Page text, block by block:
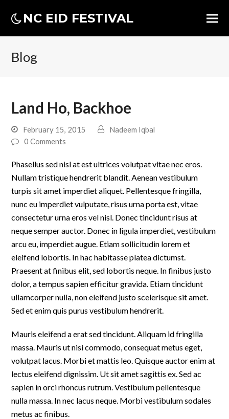
NC EID FESTIVAL
Blog
Land Ho, Backhoe
February 15, 2015
Nadeem Iqbal
0 Comments
Phasellus sed nisl at est ultrices volutpat vitae nec eros.
Nullam tristique hendrerit blandit. Aenean vestibulum
turpis sit amet imperdiet aliquet. Pellentesque fringilla,
nunc eu imperdiet vulputate, risus urna porta est, vitae
consectetur urna eros vel nisl. Donec tincidunt risus at
neque semper auctor. Donec in ligula imperdiet, vestibulum
arcu eu, imperdiet augue. Etiam sollicitudin lorem et
eleifend lobortis. In hac habitasse platea dictumst.
Praesent at finibus elit, sed lobortis neque. In finibus justo
dolor, a tempus sapien efficitur gravida. Etiam tincidunt
ullamcorper nulla, non eleifend justo scelerisque sit amet.
Sed et enim quis purus vestibulum hendrerit.
Mauris eleifend a erat sed tincidunt. Aliquam id fringilla
massa. Mauris ut nisi commodo, consequat metus eget,
volutpat lacus. Morbi et mattis leo. Quisque auctor enim at
lectus eleifend dignissim. Ut sit amet sagittis ex. Sed ac
sapien in orci rhoncus rutrum. Vestibulum pellentesque
nulla massa. In nec lacus neque. Morbi vestibulum sodales
metus ac finibus.